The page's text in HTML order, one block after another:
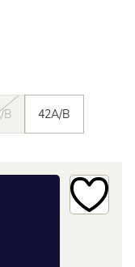
B 42A/B